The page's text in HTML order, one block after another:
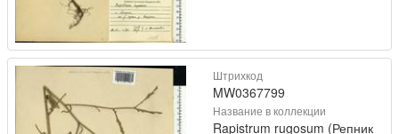
Штрихкод
MW0367799
Название в коллекции
Rapistrum rugosum (Репник